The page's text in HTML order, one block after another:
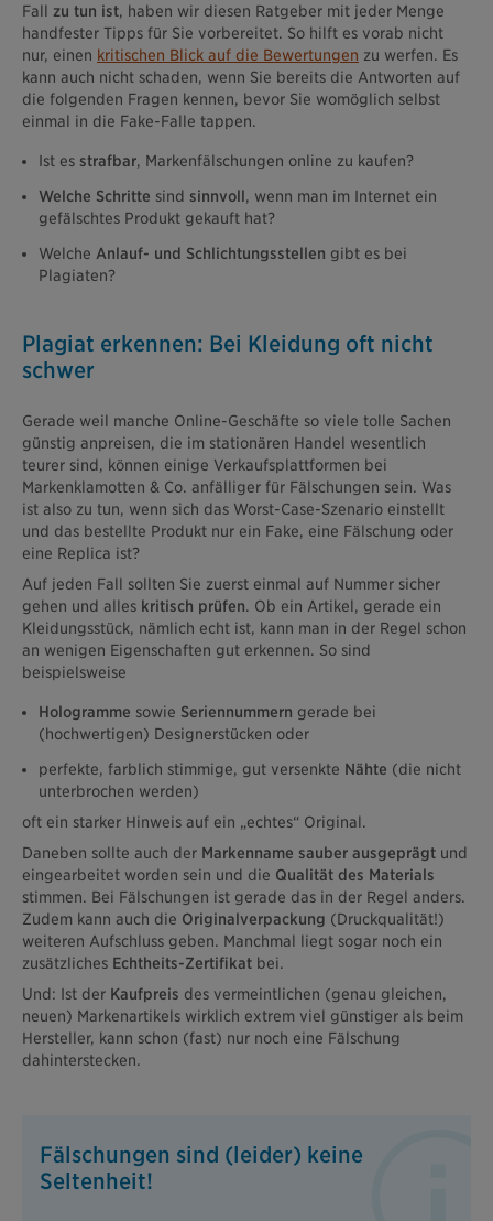
Fall zu tun ist, haben wir diesen Ratgeber mit jeder Menge
handfester Tipps für Sie vorbereitet. So hilft es vorab nicht
nur, einen kritischen Blick auf die Bewertungen zu werfen. Es
kann auch nicht schaden, wenn Sie bereits die Antworten auf
die folgenden Fragen kennen, bevor Sie womöglich selbst
einmal in die Fake-Falle tappen.
Ist es strafbar, Markenfälschungen online zu kaufen?
Welche Schritte sind sinnvoll, wenn man im Internet ein
gefälschtes Produkt gekauft hat?
Welche Anlauf- und Schlichtungsstellen gibt es bei
Plagiaten?
Plagiat erkennen: Bei Kleidung oft nicht
schwer
Gerade weil manche Online-Geschäfte so viele tolle Sachen
günstig anpreisen, die im stationären Handel wesentlich
teurer sind, können einige Verkaufsplattformen bei
Markenklamotten & Co. anfälliger für Fälschungen sein. Was
ist also zu tun, wenn sich das Worst-Case-Szenario einstellt
und das bestellte Produkt nur ein Fake, eine Fälschung oder
eine Replica ist?
Auf jeden Fall sollten Sie zuerst einmal auf Nummer sicher
gehen und alles kritisch prüfen. Ob ein Artikel, gerade ein
Kleidungsstück, nämlich echt ist, kann man in der Regel schon
an wenigen Eigenschaften gut erkennen. So sind
beispielsweise
Hologramme sowie Seriennummern gerade bei
(hochwertigen) Designerstücken oder
perfekte, farblich stimmige, gut versenkte Nähte (die nicht
unterbrochen werden)
oft ein starker Hinweis auf ein „echtes“ Original.
Daneben sollte auch der Markenname sauber ausgeprägt und
eingearbeitet worden sein und die Qualität des Materials
stimmen. Bei Fälschungen ist gerade das in der Regel anders.
Zudem kann auch die Originalverpackung (Druckqualität!)
weiteren Aufschluss geben. Manchmal liegt sogar noch ein
zusätzliches Echtheits-Zertifikat bei.
Und: Ist der Kaufpreis des vermeintlichen (genau gleichen,
neuen) Markenartikels wirklich extrem viel günstiger als beim
Hersteller, kann schon (fast) nur noch eine Fälschung
dahinterstecken.
Fälschungen sind (leider) keine
Seltenheit!